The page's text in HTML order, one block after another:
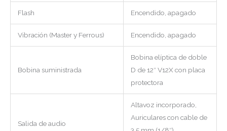
Flash Encendido, apagado
Vibración (Master y Ferrous) Encendido, apagado
Bobina suministrada
Bobina elíptica de doble
D de 12″ V12X con placa
protectora
Salida de audio
Altavoz incorporado,
Auriculares con cable de